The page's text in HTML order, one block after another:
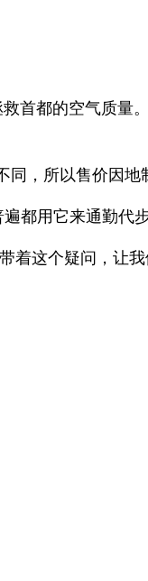
首都的空气质量
，所以售价因地
都用它来通勤代步
着这个疑问，让